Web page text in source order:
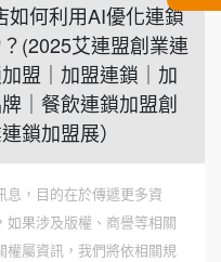
如何利用AI優化連鎖
(2025艾連盟創業連
盟｜加盟連鎖｜加
｜餐飲連鎖加盟創
鎖加盟展）
息，目的在於傳遞更多資
如果涉及版權、商譽等相關
權屬資訊，我們將依相關規